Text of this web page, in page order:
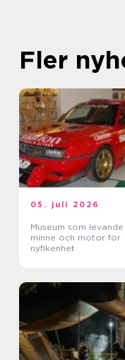
Fler
05. juli 2026
Museum som levande
minne och motor för
nyfikenhet